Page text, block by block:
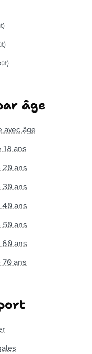
âge
avec âge
ans
20 ans
30 ans
40 ans
50 ans
60 ans
70 ans